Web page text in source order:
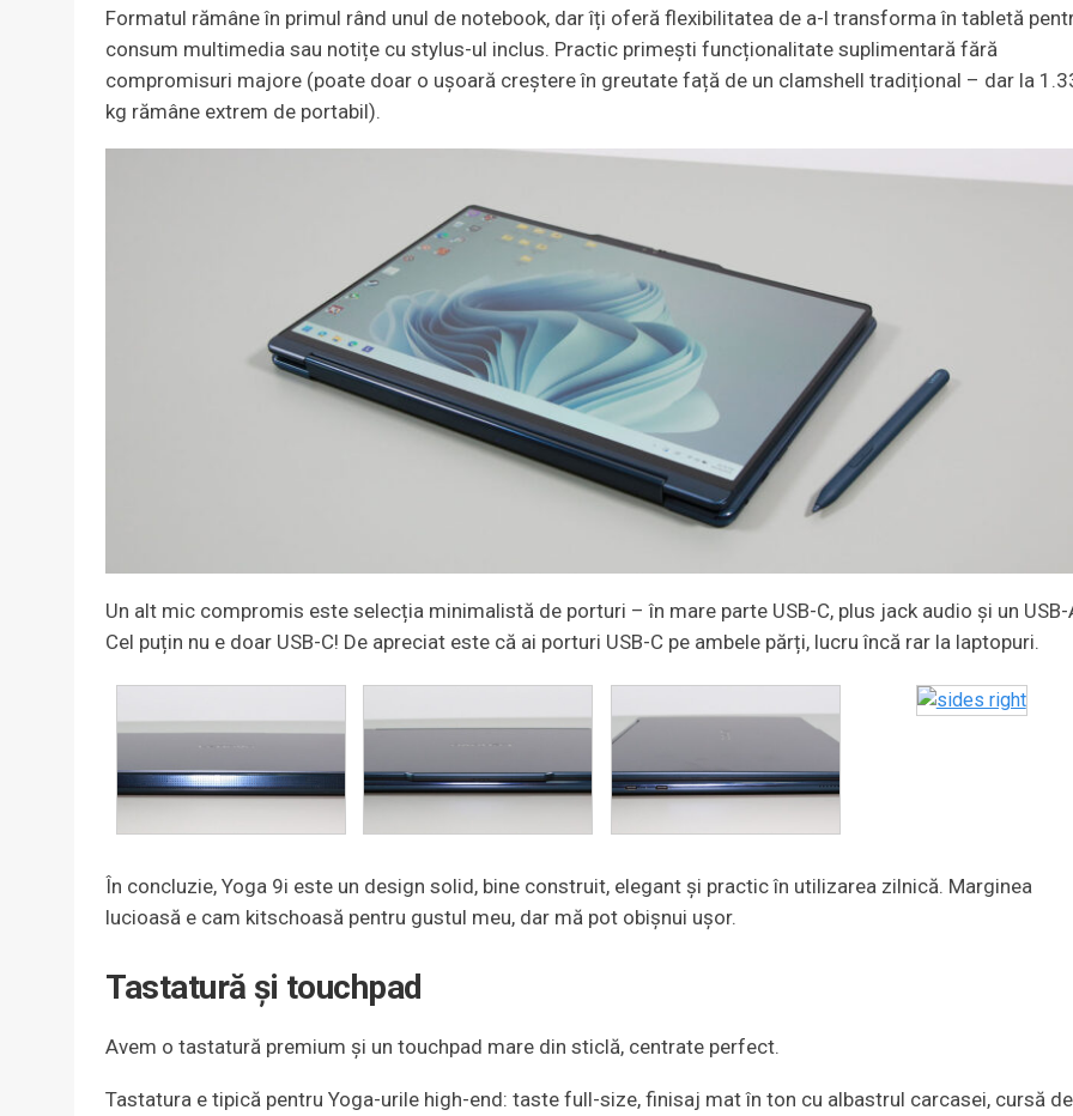
Formatul rămâne în primul rând unul de notebook, dar îți oferă flexibilitatea de a-l transforma în tabletă
consum multimedia sau notițe cu stylus-ul inclus. Practic primești funcționalitate suplimentară fără
compromisuri majore (poate doar o ușoară creștere în greutate față de un clamshell tradițional – dar la
kg rămâne extrem de portabil).
Un alt mic compromis este selecția minimalistă de porturi – în mare parte USB-C, plus jack audio și un USB-
Cel puțin nu e doar USB-C! De apreciat este că ai porturi USB-C pe ambele părți, lucru încă rar la laptopuri.
În concluzie, Yoga 9i este un design solid, bine construit, elegant și practic în utilizarea zilnică. Marginea
lucioasă e cam kitschoasă pentru gustul meu, dar mă pot obișnui ușor.
Tastatură și touchpad
Avem o tastatură premium și un touchpad mare din sticlă, centrate perfect.
Tastatura e tipică pentru Yoga-urile high-end: taste full-size, finisaj mat în ton cu albastrul carcasei, cursă de